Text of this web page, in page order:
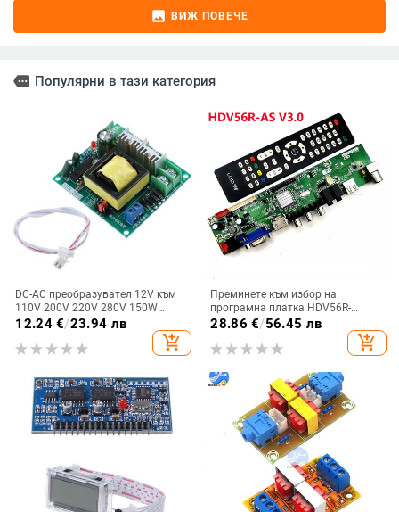
image ВИЖ ПОВЕЧЕ
more Популярни в тази категория
DC-AC преобразувател 12V към
110V 200V 220V 280V 150W
инвертор Boost Board Dropship
12.24€/23.94 лв
add_shopping_cart
Преминете към избор на
програмна платка HDV56R-
ASV3.0 LCD телевизор без
драйвери дънна платка HDVX9
контролна платка 03
28.86 €/56.45 лв
add_shopping_cart